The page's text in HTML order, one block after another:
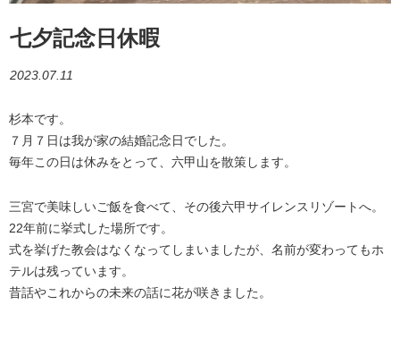
七夕記念日休暇
2023.07.11
杉本です。
７月７日は我が家の結婚記念日でした。
毎年この日は休みをとって、六甲山を散策します。
三宮で美味しいご飯を食べて、その後六甲サイレンスリゾートへ。
22年前に挙式した場所です。
式を挙げた教会はなくなってしまいましたが、名前が変わってもホ
テルは残っています。
昔話やこれからの未来の話に花が咲きました。